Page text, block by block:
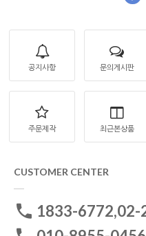
공지사항 문의게시판
주문제작 최근본상품
CUSTOMER CENTER
1833-